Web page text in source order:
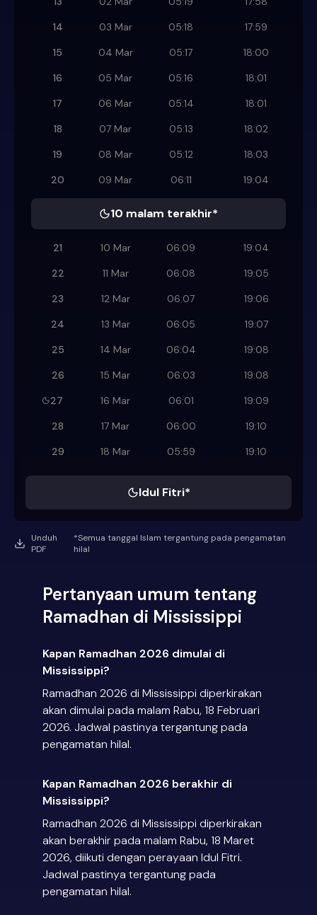
14
03 Mar 05:18
17:59
15
04 Mar 05:17
18:00
16
05 Mar 05:16
18:01
17
06 Mar 05:14
18:01
18
07 Mar 05:13
18:02
19
08 Mar 05:12
18:03
20
09 Mar 06:11 19:04
10 malam terakhir*
21 10 Mar 06:09
19:04
22
11 Mar 06:08
19:05
23
12 Mar 06:07
19:06
24
13 Mar 06:05
19:07
25
14 Mar 06:04
19:08
26
15 Mar 06:03
19:08
27
16 Mar 06:01
19:09
28
17 Mar 06:00
19:10
29
18 Mar 05:59 19:10
Idul Fitri*
Unduh
PDF
*Semua tanggal Islam tergantung pada pengamatan
hilal
Pertanyaan umum tentang
Ramadhan di Mississippi
Kapan Ramadhan 2026 dimulai di
Mississippi?
Ramadhan 2026 di Mississippi diperkirakan
akan dimulai pada malam Rabu, 18 Februari
2026. Jadwal pastinya tergantung pada
pengamatan hilal.
Kapan Ramadhan 2026 berakhir di
Mississippi?
Ramadhan 2026 di Mississippi diperkirakan
akan berakhir pada malam Rabu, 18 Maret
2026, diikuti dengan perayaan Idul Fitri.
Jadwal pastinya tergantung pada
pengamatan hilal.